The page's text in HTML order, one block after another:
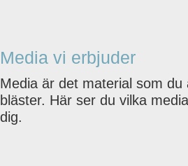
Media vi erbjuder
Media är det material som du
bläster. Här ser du vilka
dig.